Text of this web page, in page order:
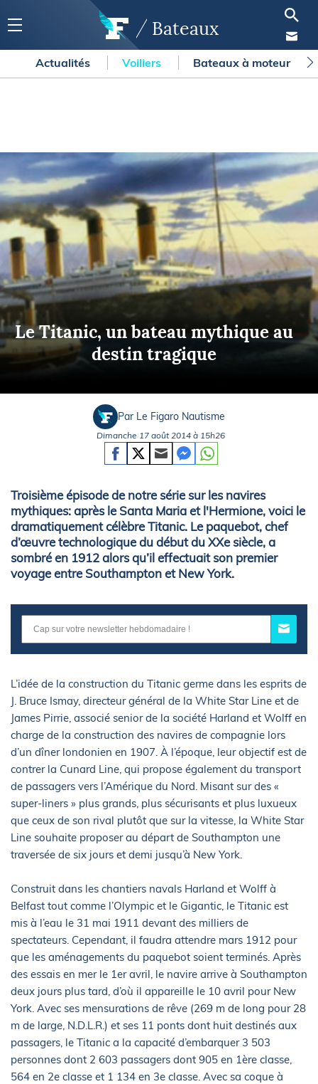
Bateaux
Actualités Voiliers Bateaux à moteur
Le Titanic, un bateau mythique au
destin tragique
Par Le Figaro Nautisme
Dimanche 17 août 2014 à 15h26
Troisième épisode de notre série sur les navires
mythiques: après le Santa Maria et l'Hermione, voici le
dramatiquement célèbre Titanic. Le paquebot, chef
d’œuvre technologique du début du XXe siècle, a
sombré en 1912 alors qu’il effectuait son premier
voyage entre Southampton et New York.
L’idée de la construction du Titanic germe dans les esprits de
J. Bruce Ismay, directeur général de la White Star Line et de
James Pirrie, associé senior de la société Harland et Wolff en
charge de la construction des navires de compagnie lors
d’un dîner londonien en 1907. À l’époque, leur objectif est de
contrer la Cunard Line, qui propose également du transport
de passagers vers l’Amérique du Nord. Misant sur des «
super-liners » plus grands, plus sécurisants et plus luxueux
que ceux de son rival plutôt que sur la vitesse, la White Star
Line souhaite proposer au départ de Southampton une
traversée de six jours et demi jusqu’à New York.
Construit dans les chantiers navals Harland et Wolff à
Belfast tout comme l’Olympic et le Gigantic, le Titanic est
mis à l’eau le 31 mai 1911 devant des milliers de
spectateurs. Cependant, il faudra attendre mars 1912 pour
que les aménagements du paquebot soient terminés. Après
des essais en mer le 1er avril, le navire arrive à Southampton
deux jours plus tard, d’où il appareille le 10 avril pour New
York. Avec ses mensurations de rêve (269 m de long pour 28
m de large, N.D.L.R.) et ses 11 ponts dont huit destinés aux
passagers, le Titanic a la capacité d’embarquer 3 503
personnes dont 2 603 passagers dont 905 en 1ère classe,
564 en 2e classe et 1 134 en 3e classe. Avec sa coque à